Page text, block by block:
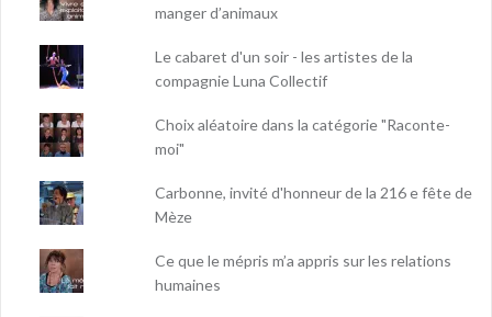
manger d’animaux
Le cabaret d'un soir - les artistes de la
compagnie Luna Collectif
Choix aléatoire dans la catégorie "Raconte-
moi"
Carbonne, invité d'honneur de la 216 e fête de
Mèze
Ce que le mépris m’a appris sur les relations
humaines